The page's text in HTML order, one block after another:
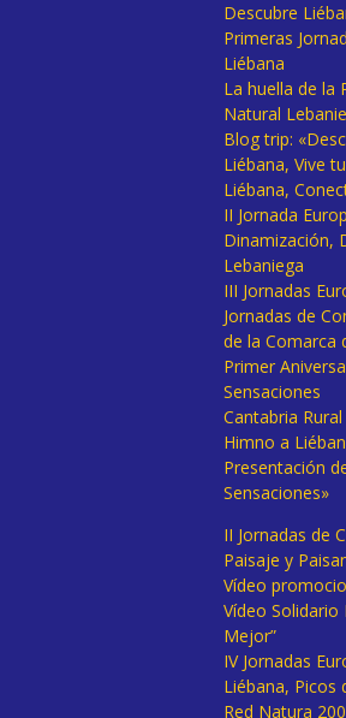
Descubre
Primeras
Liébana
La huella de la
Natural
Blog trip:
Liébana, Vive
Liébana,
II Jornada
Dinamización,
Lebaniega
III Jornadas
Jornadas de
de la Comarca
Primer
Sensaciones
Cantabria Rural
Himno a
Presentación
Sensaciones»
II Jornadas de
Paisaje y
Vídeo
Vídeo Solidario
Mejor”
IV Jornadas
Liébana, Picos
Red Natura